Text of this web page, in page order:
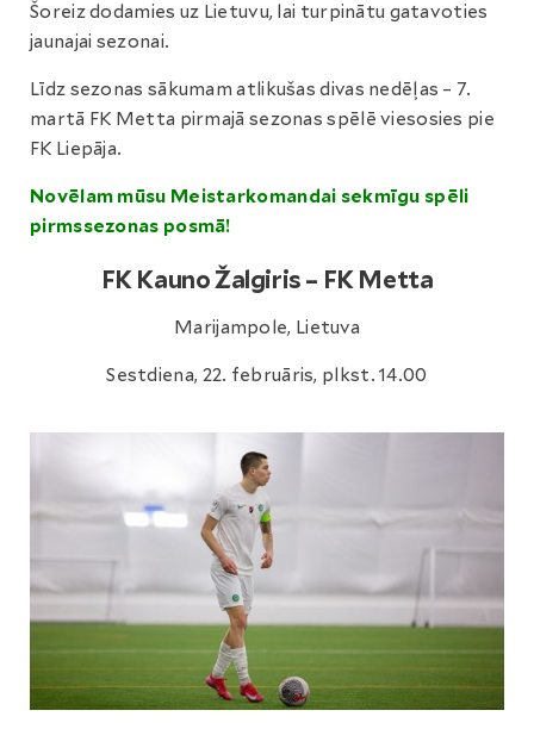
Šoreiz dodamies uz Lietuvu, lai turpinātu gatavoties
jaunajai sezonai.
Līdz sezonas sākumam atlikušas divas nedēļas – 7.
martā FK Metta pirmajā sezonas spēlē viesosies pie
FK Liepāja.
Novēlam mūsu Meistarkomandai sekmīgu spēli
pirmssezonas posmā!
FK Kauno Žalgiris – FK Metta
Marijampole, Lietuva
Sestdiena, 22. februāris, plkst. 14.00